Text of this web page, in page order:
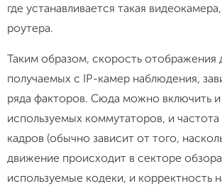
где устанавливается такая
роутера.
Таким образом, скорость отображения
получаемых с IP-камер наблюдения,
ряда факторов. Сюда можно включить и
используемых коммутаторов, и
кадров (обычно зависит от того,
движение происходит в секторе
используемые кодеки, и корректность